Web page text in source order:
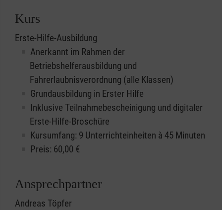
Kurs
Erste-Hilfe-Ausbildung
Anerkannt im Rahmen der
Betriebshelferausbildung und
Fahrerlaubnisverordnung (alle Klassen)
Grundausbildung in Erster Hilfe
Inklusive Teilnahmebescheinigung und digitaler
Erste-Hilfe-Broschüre
Kursumfang: 9 Unterrichteinheiten à 45 Minuten
Preis: 60,00 €
Ansprechpartner
Andreas Töpfer